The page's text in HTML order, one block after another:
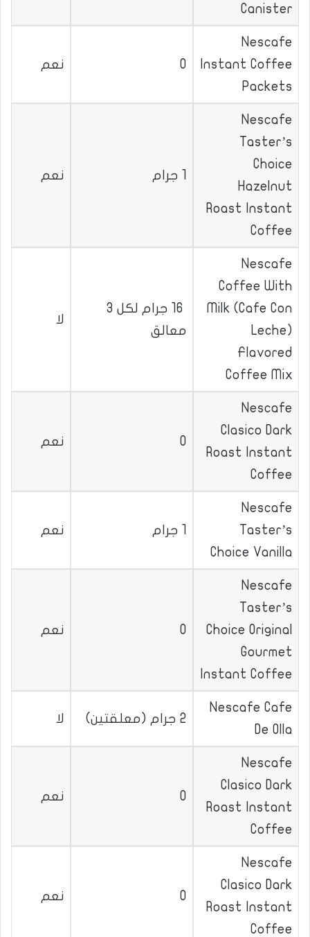
Canister
Nescafe
Instant Coffee
Packets
0 نعم
Nescafe
Taster’s
Choice
Hazelnut
Roast Instant
Coffee
1 جرام نعم
Nescafe
Coffee With
Milk (Cafe Con
Leche)
Flavored
Coffee Mix
16 جرام لكل 3
معالق
لا
Nescafe
Clasico Dark
Roast Instant
Coffee
0 نعم
Nescafe
Taster’s
Choice Vanilla
1 جرام نعم
Nescafe
Taster’s
Choice Original
Gourmet
Instant Coffee
0 نعم
Nescafe Cafe
De Olla
2 جرام (معلقتين) لا
Nescafe
Clasico Dark
Roast Instant
Coffee
0 نعم
Nescafe
Clasico Dark
Roast Instant
Coffee
0 نعم